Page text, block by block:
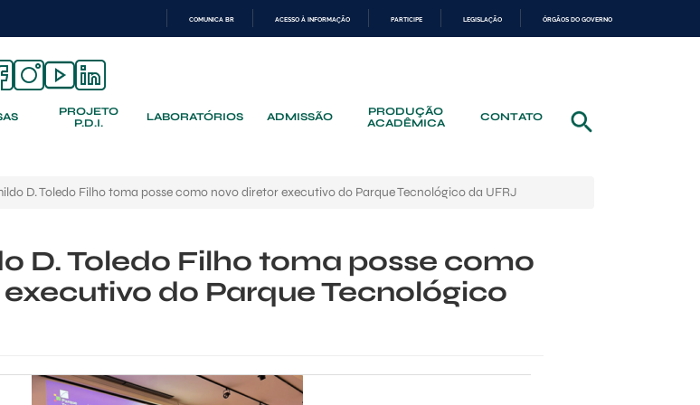
CONTEÚDO
COMUNICA BR ACESSO À INFORMAÇÃO PARTICIPE LEGISLAÇÃO ÓRGÃOS DO GOVERNO
PROJETO
P.D.I.
LABORATÓRIOS ADMISSÃO
PRODUÇÃO
ACADÊMICA
CONTATO
D. Toledo Filho toma posse como novo diretor executivo do Parque Tecnológico da UFRJ
D. Toledo Filho toma posse como
do Parque Tecnológico